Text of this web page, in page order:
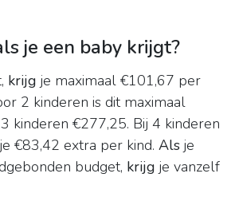
je een baby krijgt?
krijg je maximaal €101,67 per
2 kinderen is dit maximaal
kinderen €277,25. Bij 4 kinderen
€83,42 extra per kind. Als je
budget, krijg je vanzelf